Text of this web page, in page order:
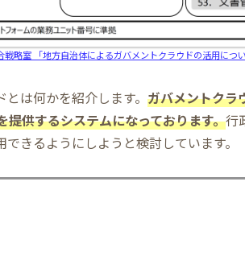
戦略室 「地方自治体によるガバメントクラウドの活用につ
は何かを紹介します。 ガバメントクラ
供するシステムになっております。行
きるようにしようと検討しています。